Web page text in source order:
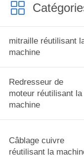
mitraille réutilisant
machine
Redresseur de
moteur réutilisant la
machine
Câblage cuivre
réutilisant la